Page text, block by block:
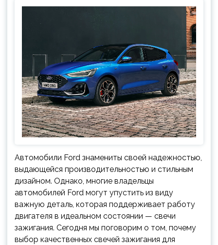
Автомобили Ford знамениты своей надежностью,
выдающейся производительностью и стильным
дизайном. Однако, многие владельцы
автомобилей Ford могут упустить из виду
важную деталь, которая поддерживает работу
двигателя в идеальном состоянии — свечи
зажигания. Сегодня мы поговорим о том, почему
выбор качественных свечей зажигания для